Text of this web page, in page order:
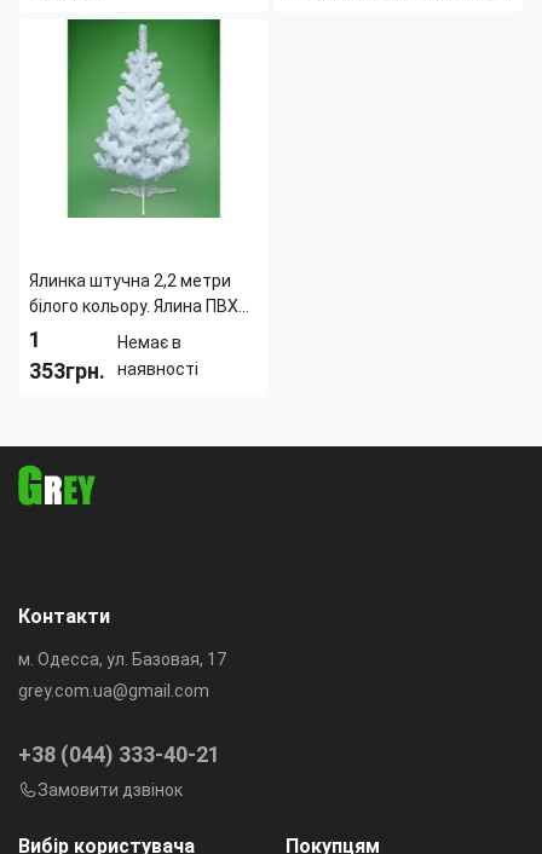
ель
искусственная
Высота дерева:2.2 м
Конструкция
Ствольная
Подставка:Да
Ялинка штучна 2,2 метри
білого кольору. Ялина ПВХ
2,2 метра біла
1
353грн.
Немає в
наявності
Иней:Нет
Конструкция
Вибір користувача Покупцям
Контакти
м. Одесса, ул. Базовая, 17
grey.com.ua@gmail.com
+38 (044) 333-40-21
Замовити дзвінок